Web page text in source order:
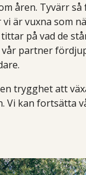
åren. Tyvärr
är vuxna som
på vad de
vår partner
trygghet att
Vi kan fortsätta